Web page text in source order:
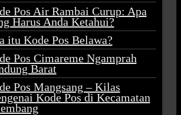
Pos Air Rambai Curup: Apa
Harus Anda Ketahui?
itu Kode Pos Belawa?
Pos Cimareme Ngamprah
Barat
Pos Mangsang – Kilas
Kode Pos di Kecamatan